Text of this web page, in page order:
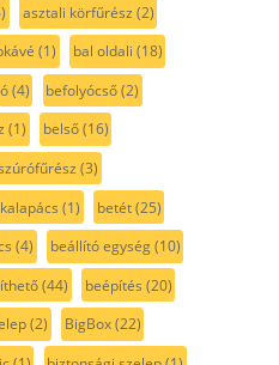
asztali körfűrész (2)
(1) bal oldali (18)
(4) befolyócső(2)
(1) belső(16)
(3)
(1) betét(25)
(4) beállító egység(10)
(44) beépítés (20)
(2) BigBox(22)